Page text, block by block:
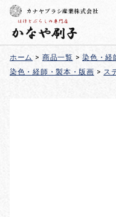
カナヤブラシ産業株式会社
ホーム > 商品一覧 > 染色・経
染色・経師・製本・版画 > ス